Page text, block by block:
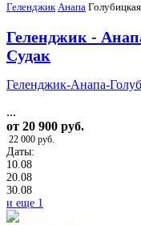
Геленджик Анапа Голубицкая
Геленджик -
Судак
Геленджик-Анапа-
...
от 20 900 руб.
22 000 руб.
Даты:
10.08
20.08
30.08
и еще 1